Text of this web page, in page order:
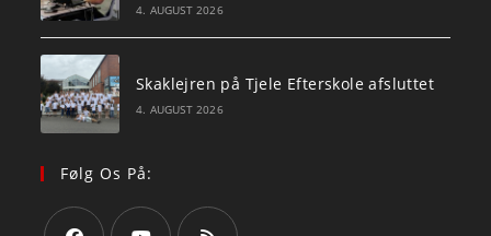
4. AUGUST 2026
Skaklejren på Tjele Efterskole afsluttet
4. AUGUST 2026
Følg Os På: